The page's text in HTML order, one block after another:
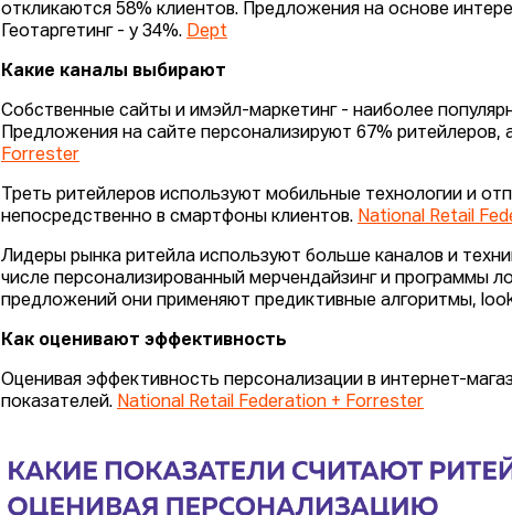
откликаются 58% клиентов. Предложения на основе
Геотаргетинг - у 34%. Dept
Какие каналы выбирают
Собственные сайты и имэйл-маркетинг - наиболее
Предложения на сайте персонализируют 67% ритейлеров,
Forrester
Треть ритейлеров используют мобильные технологии и
непосредственно в смартфоны клиентов. National Retail
Лидеры рынка ритейла используют больше каналов и
числе персонализированный мерчендайзинг и программы
предложений они применяют предиктивные алгоритмы,
Как оценивают эффективность
Оценивая эффективность персонализации в интернет-
показателей. National Retail Federation + Forrester